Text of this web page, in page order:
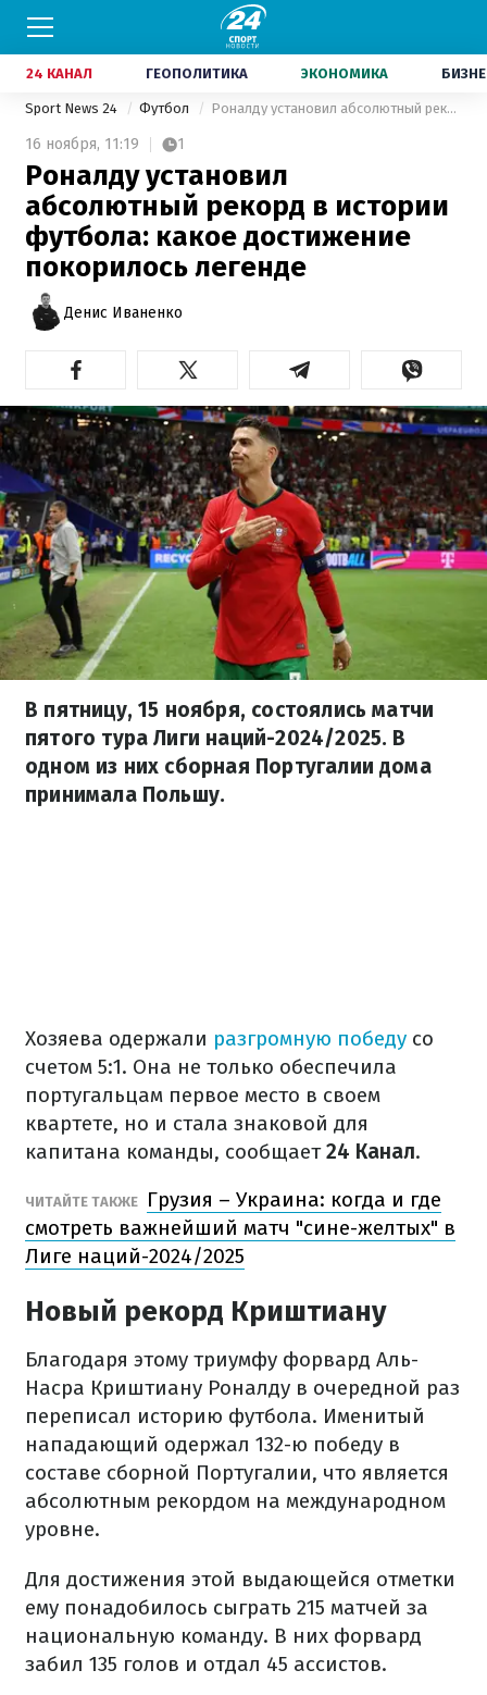
24 КАНАЛ ГЕОПОЛИТИКА ЭКОНОМИКА
Sport News 24 Футбол Роналду установил абсолютный рекорд в истории футбола: какое достижение покорилось легенде
16 ноября, 11:19 1
Роналду установил
абсолютный рекорд в истории
футбола: какое достижение
покорилось легенде
Денис Иваненко
В пятницу, 15 ноября, состоялись матчи
пятого тура Лиги наций-2024/2025. В
одном из них сборная Португалии дома
принимала Польшу.
Хозяева одержали разгромную победу со
счетом 5:1. Она не только обеспечила
португальцам первое место в своем
квартете, но и стала знаковой для
капитана команды, сообщает24 Канал.
ЧИТАЙТЕ ТАКЖЕ
Грузия – Украина: когда и где
смотреть важнейший матч "сине-желтых" в
Лиге наций-2024/2025
Новый рекорд Криштиану
Благодаря этому триумфу форвард Аль-
Насра Криштиану Роналду в очередной раз
переписал историю футбола. Именитый
нападающий одержал 132-ю победу в
составе сборной Португалии, что является
абсолютным рекордом на международном
уровне.
Для достижения этой выдающейся отметки
ему понадобилось сыграть 215 матчей за
национальную команду. В них форвард
забил 135 голов и отдал 45 ассистов.